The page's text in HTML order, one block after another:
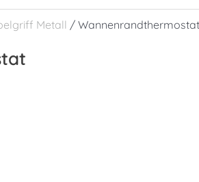
Metall / Wannenrandthermostat